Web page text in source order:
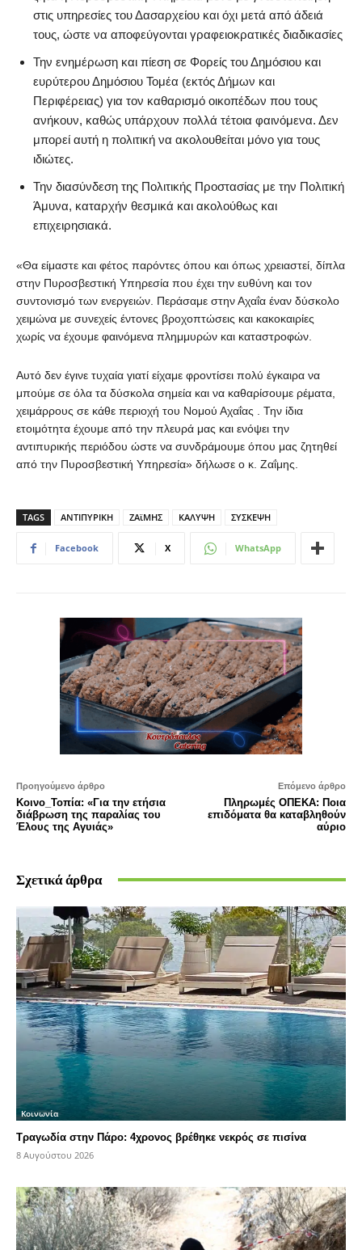
στις υπηρεσίες του Δασαρχείου και όχι μετά από άδειά
τους, ώστε να αποφεύγονται γραφειοκρατικές διαδικασίες
Την ενημέρωση και πίεση σε Φορείς του Δημόσιου και
ευρύτερου Δημόσιου Τομέα (εκτός Δήμων και
Περιφέρειας) για τον καθαρισμό οικοπέδων που τους
ανήκουν, καθώς υπάρχουν πολλά τέτοια φαινόμενα. Δεν
μπορεί αυτή η πολιτική να ακολουθείται μόνο για τους
ιδιώτες.
Την διασύνδεση της Πολιτικής Προστασίας με την Πολιτική
Άμυνα, καταρχήν θεσμικά και ακολούθως και
επιχειρησιακά.
«Θα είμαστε και φέτος παρόντες όπου και όπως χρειαστεί, δίπλα
στην Πυροσβεστική Υπηρεσία που έχει την ευθύνη και τον
συντονισμό των ενεργειών. Περάσαμε στην Αχαΐα έναν δύσκολο
χειμώνα με συνεχείς έντονες βροχοπτώσεις και κακοκαιρίες
χωρίς να έχουμε φαινόμενα πλημμυρών και καταστροφών.
Αυτό δεν έγινε τυχαία γιατί είχαμε φροντίσει πολύ έγκαιρα να
μπούμε σε όλα τα δύσκολα σημεία και να καθαρίσουμε ρέματα,
χειμάρρους σε κάθε περιοχή του Νομού Αχαΐας . Την ίδια
ετοιμότητα έχουμε από την πλευρά μας και ενόψει την
αντιπυρικής περιόδου ώστε να συνδράμουμε όπου μας ζητηθεί
από την Πυροσβεστική Υπηρεσία» δήλωσε ο κ. Ζαΐμης.
TAGS ΑΝΤΙΠΥΡΙΚΗ ΖΑϊΜΗΣ ΚΑΛΥΨΗ ΣΥΣΚΕΨΗ
Facebook X WhatsApp
Προηγούμενο άρθρο
Κοινο_Τοπία: «Για την ετήσια
διάβρωση της παραλίας του
Έλους της Αγυιάς»
Επόμενο άρθρο
Πληρωμές ΟΠΕΚΑ: Ποια
επιδόματα θα καταβληθούν
αύριο
Σχετικά άρθρα
Κοινωνία
Τραγωδία στην Πάρο: 4χρονος βρέθηκε νεκρός σε πισίνα
8 Αυγούστου 2026